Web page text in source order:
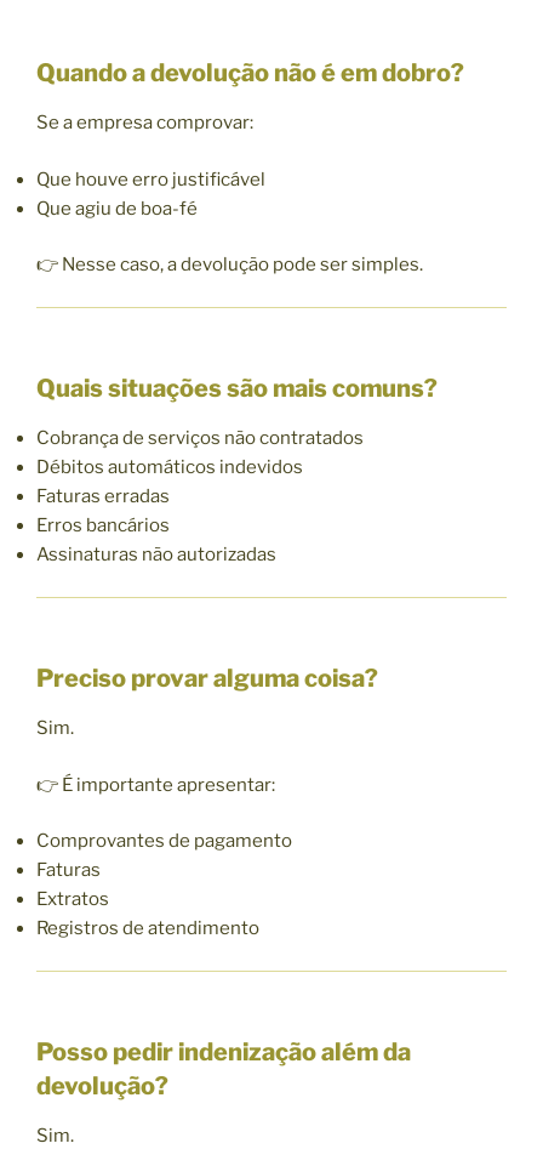
Quando a devolução não é em dobro?
Se a empresa comprovar:
Que houve erro justificável
Que agiu de boa-fé
👉 Nesse caso, a devolução pode ser simples.
Quais situações são mais comuns?
Cobrança de serviços não contratados
Débitos automáticos indevidos
Faturas erradas
Erros bancários
Assinaturas não autorizadas
Preciso provar alguma coisa?
Sim.
👉 É importante apresentar:
Comprovantes de pagamento
Faturas
Extratos
Registros de atendimento
Posso pedir indenização além da
devolução?
Sim.